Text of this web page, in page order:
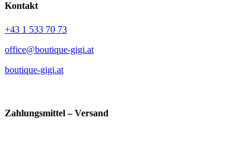
Kontakt
+43 1 533 70 73
office@boutique-gigi.at
boutique-gigi.at
Zahlungsmittel – Versand